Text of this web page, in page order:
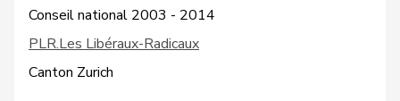
Conseil national 2003 - 2014
PLR.Les Libéraux-Radicaux
Canton Zurich